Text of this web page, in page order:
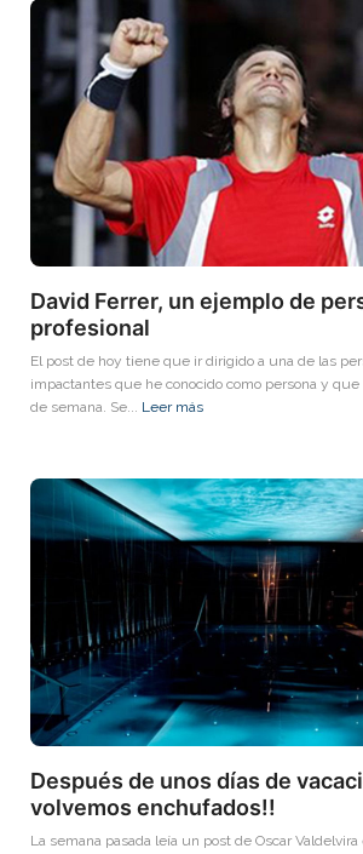
David Ferrer, un ejemplo de
profesional
El post de hoy tiene que ir dirigido a una de las
impactantes que he conocido como persona y
de semana. Se... Leer más
Después de unos días de
volvemos enchufados!!
La semana pasada leía un post de Oscar